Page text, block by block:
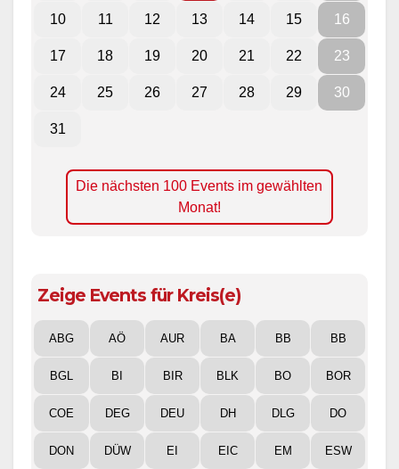
10 11 12 13 14 15 16
17 18 19 20 21 22 23
24 25 26 27 28 29 30
31
Die nächsten 100 Events im gewählten
Monat!
Zeige Events für Kreis(e)
ABG AÖ AUR BA BB BB
BGL BI BIR BLK BO BOR
COE DEG DEU DH DLG DO
DON DÜW EI EIC EM ESW